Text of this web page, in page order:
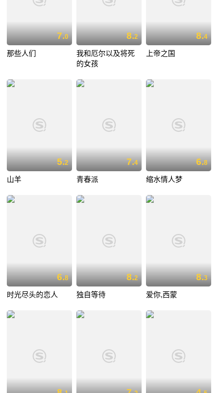
7.0
那些人们
8.2
我和厄尔以及将死
的女孩
8.4
上帝之国
5.2
山羊
7.4
青春派
6.8
缩水情人梦
6.8
时光尽头的恋人
8.2
独自等待
8.3
爱你,西蒙